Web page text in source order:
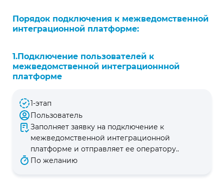
Порядок подключения к межведомственной
интеграционной платформе:
1.Подключение пользователей к
межведомственной интеграционнной
платформе
1-этап
Пользователь
Заполняет заявку на подключение к
межведомственной интеграционной
платформе и отправляет ее оператору..
По желанию